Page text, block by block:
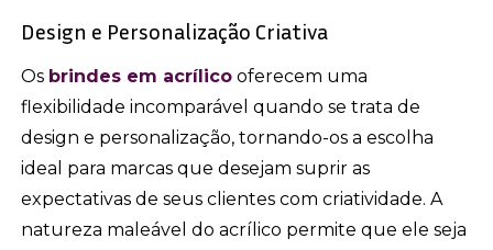
Design e Personalização Criativa
Os brindes em acrílico oferecem uma
flexibilidade incomparável quando se trata de
design e personalização, tornando-os a escolha
ideal para marcas que desejam suprir as
expectativas de seus clientes com criatividade. A
natureza maleável do acrílico permite que ele seja